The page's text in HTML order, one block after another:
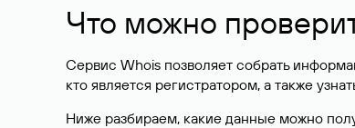
Что можно
Сервис Whois позволяет собрать
кто является регистратором, а также
Ниже разбираем, какие данные можно